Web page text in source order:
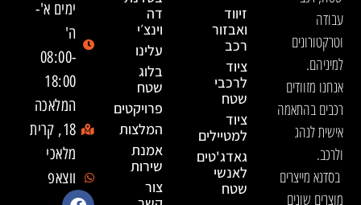
עבודה
וטרקטורונים
למיניהם.
אנחנו מזוודים
רכבים בהתאמה
אישית לנהג
ולרכב.
בסדנא מייצרים
מוצרים שונים
זיווד
ואבזור
רכב
ציוד
לרכבי
שטח
ציוד
למטיילים
גאדג'טים
לאנשי
שטח
דה
וינצ׳י
עלינו
בלוג
שטח
פרויקטים
המלצות
אמנת
שירות
צור
ימים א'-
ה'
08:00-
18:00
המלאכה
18, קרית
מלאכי
ווצאפ